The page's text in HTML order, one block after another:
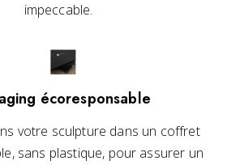
impeccable.
écoresponsable
votre sculpture dans un coffret
sans plastique, pour assurer un